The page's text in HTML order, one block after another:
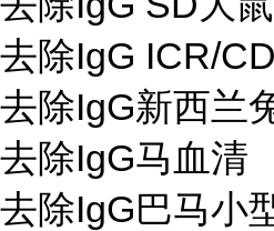
去除IgG ICR/
去除IgG新西兰
去除IgG马血清
去除IgG巴马小